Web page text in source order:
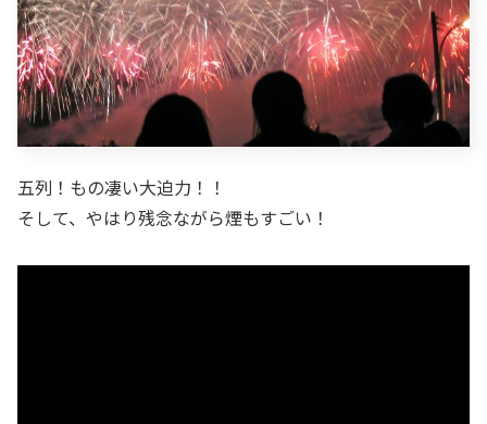
五列！もの凄い大迫力！！
そして、やはり残念ながら煙もすごい！